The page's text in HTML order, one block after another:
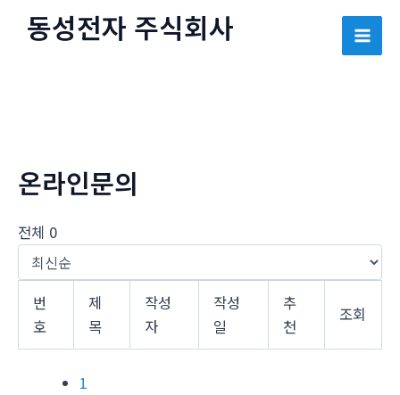
동성전자 주식회사
Main
온라인문의
전체 0
번
호
제
목
작성
자
작성
일
추
천
조회
1